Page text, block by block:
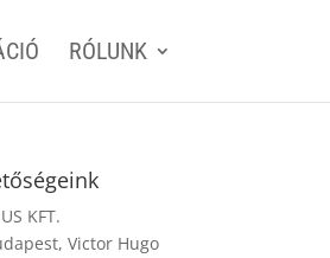
RÓLUNK
KFT.
Victor Hugo